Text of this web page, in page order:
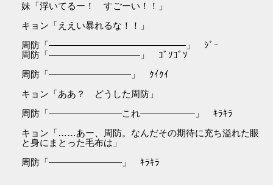
妹「浮いてるー！ すごーい！！」
キョン「ええい暴れるな！！」
周防「―――――――――――――――」 ｼﾞｰ
周防「――――――――――」 ｺﾞｿｺﾞｿ
周防「―――――――――」 ｸｲｸｲ
キョン「ああ？ どうした周防」
周防「――――――――これ――――――」 ｷﾗｷﾗ
キョン「……あー、周防。なんだその期待に充ち溢れた眼
と身にまとった毛布は」
周防「――――――――」 ｷﾗｷﾗ